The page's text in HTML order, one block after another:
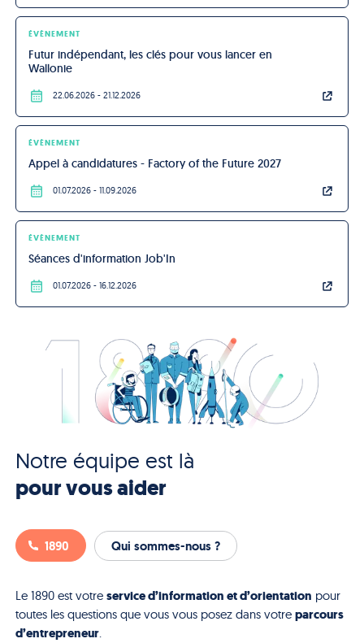
ÉVÈNEMENT
Futur indépendant, les clés pour vous lancer en
Wallonie
22.06.2026 - 21.12.2026
ÉVÈNEMENT
Appel à candidatures - Factory of the Future 2027
01.07.2026 - 11.09.2026
ÉVÈNEMENT
Séances d'information Job'In
01.07.2026 - 16.12.2026
Notre équipe est là
pour vous aider
1890 Qui sommes-nous ?
Le 1890 est votre service d’information et d’orientation pour
toutes les questions que vous vous posez dans votre parcours
d’entrepreneur.